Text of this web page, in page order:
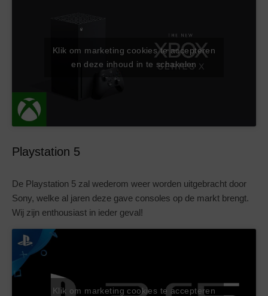
Klik om marketing cookies te accepteren
en deze inhoud in te schakelen
Playstation 5
De Playstation 5 zal wederom weer worden uitgebracht door
Sony, welke al jaren deze gave consoles op de markt brengt.
Wij zijn enthousiast in ieder geval!
Klik om marketing cookies te accepteren